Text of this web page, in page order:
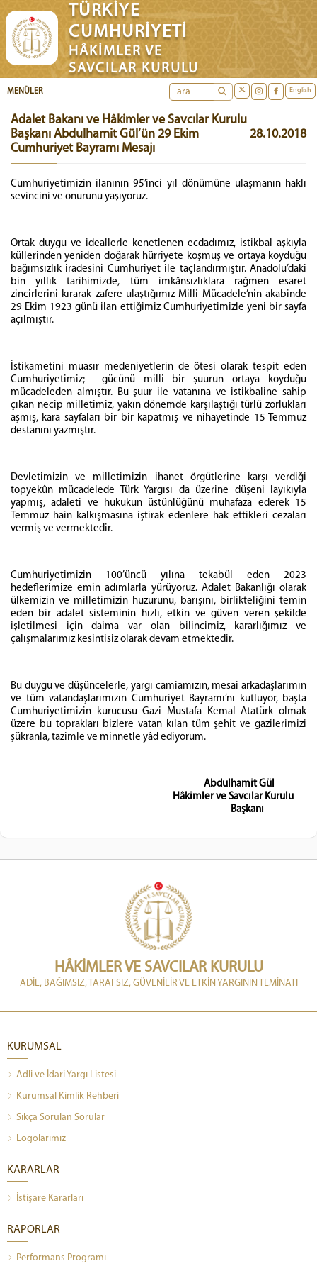
TÜRKİYE
CUMHURİYETİ
HÂKİMLER VE
SAVCILAR KURULU
English
MENÜLER
Adalet Bakanı ve Hâkimler ve Savcılar Kurulu
Başkanı Abdulhamit Gül’ün 29 Ekim
Cumhuriyet Bayramı Mesajı
28.10.2018
Cumhuriyetimizin ilanının 95’inci yıl dönümüne ulaşmanın haklı
sevincini ve onurunu yaşıyoruz.
Ortak duygu ve ideallerle kenetlenen ecdadımız, istikbal aşkıyla
küllerinden yeniden doğarak hürriyete koşmuş ve ortaya koyduğu
bağımsızlık iradesini Cumhuriyet ile taçlandırmıştır. Anadolu’daki
bin yıllık tarihimizde, tüm imkânsızlıklara rağmen esaret
zincirlerini kırarak zafere ulaştığımız Milli Mücadele’nin akabinde
29 Ekim 1923 günü ilan ettiğimiz Cumhuriyetimizle yeni bir sayfa
açılmıştır.
İstikametini muasır medeniyetlerin de ötesi olarak tespit eden
Cumhuriyetimiz; gücünü milli bir şuurun ortaya koyduğu
mücadeleden almıştır. Bu şuur ile vatanına ve istikbaline sahip
çıkan necip milletimiz, yakın dönemde karşılaştığı türlü zorlukları
aşmış, kara sayfaları bir bir kapatmış ve nihayetinde 15 Temmuz
destanını yazmıştır.
Devletimizin ve milletimizin ihanet örgütlerine karşı verdiği
topyekûn mücadelede Türk Yargısı da üzerine düşeni layıkıyla
yapmış, adaleti ve hukukun üstünlüğünü muhafaza ederek 15
Temmuz hain kalkışmasına iştirak edenlere hak ettikleri cezaları
vermiş ve vermektedir.
Cumhuriyetimizin 100’üncü yılına tekabül eden 2023
hedeflerimize emin adımlarla yürüyoruz. Adalet Bakanlığı olarak
ülkemizin ve milletimizin huzurunu, barışını, birlikteliğini temin
eden bir adalet sisteminin hızlı, etkin ve güven veren şekilde
işletilmesi için daima var olan bilincimiz, kararlığımız ve
çalışmalarımız kesintisiz olarak devam etmektedir.
Bu duygu ve düşüncelerle, yargı camiamızın, mesai arkadaşlarımın
ve tüm vatandaşlarımızın Cumhuriyet Bayramı’nı kutluyor, başta
Cumhuriyetimizin kurucusu Gazi Mustafa Kemal Atatürk olmak
üzere bu toprakları bizlere vatan kılan tüm şehit ve gazilerimizi
şükranla, tazimle ve minnetle yâd ediyorum.
Abdulhamit Gül
Hâkimler ve Savcılar Kurulu
Başkanı
HÂKİMLER VE SAVCILAR KURULU
ADİL, BAĞIMSIZ, TARAFSIZ, GÜVENİLİR VE ETKİN YARGININ TEMİNATI
KURUMSAL
Adli ve İdari Yargı Listesi
Kurumsal Kimlik Rehberi
Sıkça Sorulan Sorular
Logolarımız
KARARLAR
İstişare Kararları
RAPORLAR
Performans Programı